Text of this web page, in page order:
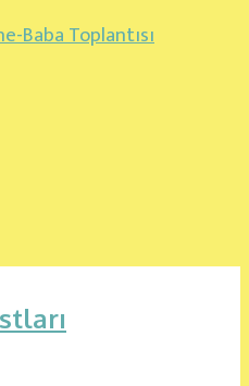
Baba Toplantısı